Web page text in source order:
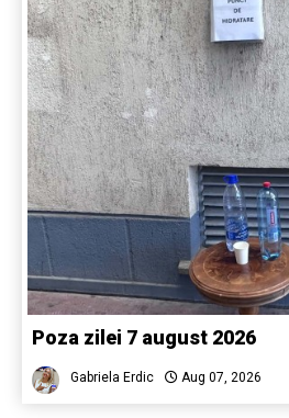
Poza zilei 7 august 2026
Gabriela Erdic Aug 07, 2026